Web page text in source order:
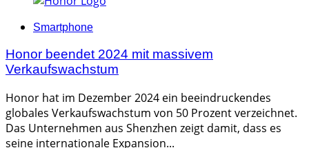
Categories
Smartphone
Honor beendet 2024 mit massivem
Verkaufswachstum
Honor hat im Dezember 2024 ein beeindruckendes
globales Verkaufswachstum von 50 Prozent verzeichnet.
Das Unternehmen aus Shenzhen zeigt damit, dass es
seine internationale Expansion...